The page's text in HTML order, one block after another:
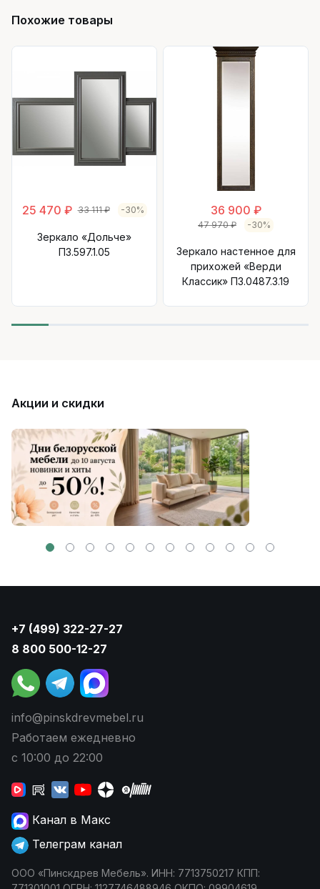
Похожие товары
25 470 ₽ 33 111 ₽ -30%
Зеркало «Дольче»
П3.597.1.05
36 900 ₽
47 970 ₽ -30%
Зеркало настенное для
прихожей «Верди
Классик» П3.0487.3.19
Акции и скидки
+7 (499) 322-27-27
8 800 500-12-27
info@pinskdrevmebel.ru
Работаем ежедневно
с 10:00 до 22:00
Канал в Макс
Телеграм канал
ООО «Пинскдрев Мебель». ИНН: 7713750217 КПП: